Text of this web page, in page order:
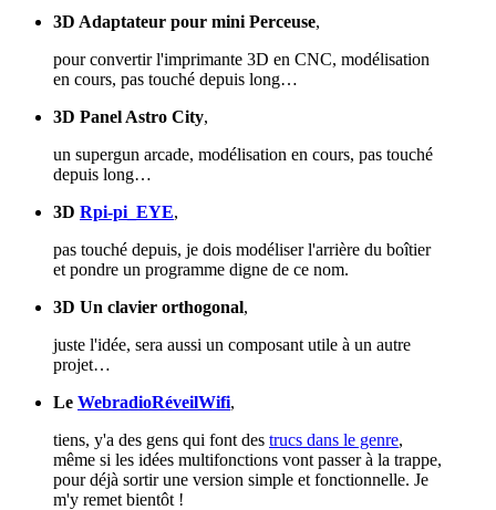
3D Adaptateur pour mini Perceuse,
pour convertir l'imprimante 3D en CNC, modélisation
en cours, pas touché depuis long…
3D Panel Astro City,
un supergun arcade, modélisation en cours, pas touché
depuis long…
3D Rpi-pi_EYE,
pas touché depuis, je dois modéliser l'arrière du boîtier
et pondre un programme digne de ce nom.
3D Un clavier orthogonal,
juste l'idée, sera aussi un composant utile à un autre
projet…
Le WebradioRéveilWifi,
tiens, y'a des gens qui font des trucs dans le genre,
même si les idées multifonctions vont passer à la trappe,
pour déjà sortir une version simple et fonctionnelle. Je
m'y remet bientôt !